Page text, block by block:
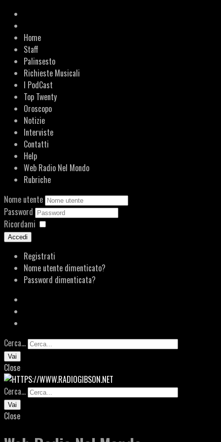
Home
Staff
Palinsesto
Richieste Musicali
I PodCast
Top Twenty
Oroscopo
Notizie
Interviste
Contatti
Help
Web Radio Nel Mondo
Rubriche
Nome utente
Password
Ricordami
Accedi
Registrati
Nome utente dimenticato?
Password dimenticata?
Cerca...
Vai
Close
Cerca...
Vai
Close